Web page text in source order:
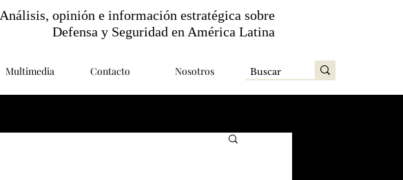
Multimedia Contacto Nosotros
Análisis, opinión e información estratégica sobre
Defensa y Seguridad en América Latina